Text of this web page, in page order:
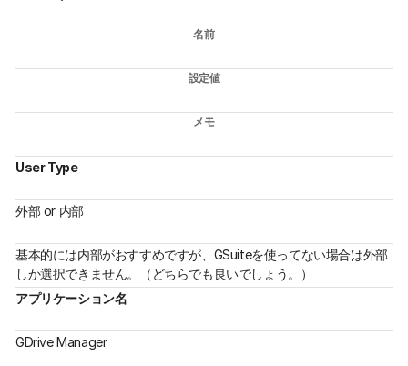
名前
設定値
メモ
User Type
外部 or 内部
基本的には内部がおすすめですが、GSuiteを使ってない場合は外部
しか選択できません。（どちらでも良いでしょう。）
アプリケーション名
GDrive Manager